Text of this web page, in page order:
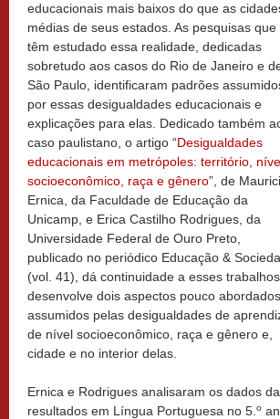
educacionais mais baixos do que as
médias de seus estados. As pesquisas que
têm estudado essa realidade, dedicadas
sobretudo aos casos do Rio de Janeiro e
São Paulo, identificaram padrões
por essas desigualdades educacionais e
explicações para elas. Dedicado também
caso paulistano, o artigo “Desigualdades
educacionais em metrópoles: território,
socioeconômico, raça e gênero”, de
Ernica, da Faculdade de Educação da
Unicamp, e Erica Castilho Rodrigues, da
Universidade Federal de Ouro Preto,
publicado no periódico Educação &
(vol. 41), dá continuidade a esses
desenvolve dois aspectos pouco
assumidos pelas desigualdades de
de nível socioeconômico, raça e gênero
cidade e no interior delas.
Ernica e Rodrigues analisaram os dados
resultados em Língua Portuguesa no 5. o